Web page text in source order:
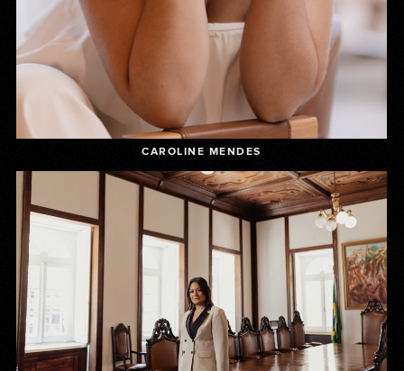
CAROLINE MENDES